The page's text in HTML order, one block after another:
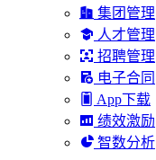
集团管理
人才管理
招聘管理
电子合同
App下载
绩效激励
智数分析